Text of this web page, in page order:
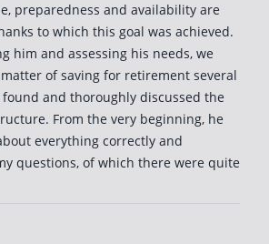
preparedness and availability are
to which this goal was achieved.
him and assessing his needs, we
of saving for retirement several
and thoroughly discussed the
From the very beginning, he
everything correctly and
questions, of which there were quite